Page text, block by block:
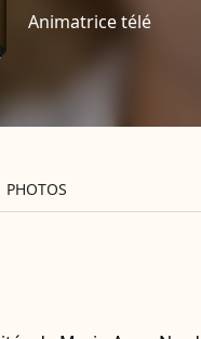
Animatrice télé
PHOTOS